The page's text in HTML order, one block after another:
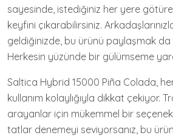
sayesinde, istediğiniz her yere
keyfini çıkarabilirsiniz.
geldiğinizde, bu ürünü paylaşmak
Herkesin yüzünde bir gülümseme
Saltica Hybrid 15000 Piña Colada,
kullanım kolaylığıyla dikkat çekiyor.
arayanlar için mükemmel bir
tatlar denemeyi seviyorsanız, bu